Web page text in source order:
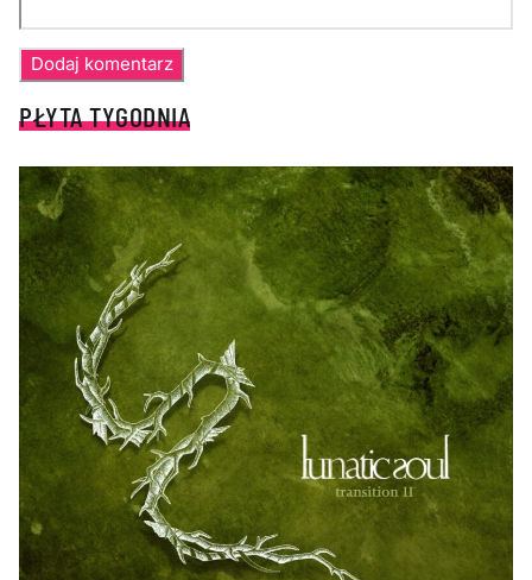
PŁYTA TYGODNIA